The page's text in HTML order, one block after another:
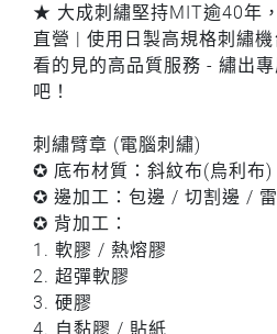
★ 大成刺繡堅持MIT逾40年
直營 | 使用日製高規格刺繡機
看的見的高品質服務 - 繡出
吧！
刺繡臂章 (電腦刺繡)
✪ 底布材質：斜紋布(烏利布)
✪ 邊加工：包邊 / 切割邊 / 雷
✪ 背加工：
1. 軟膠 / 熱熔膠
2. 超彈軟膠
3. 硬膠
4. 自黏膠 / 貼紙